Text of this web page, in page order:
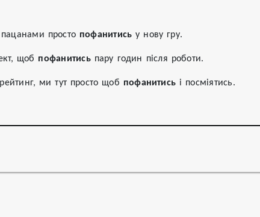
просто пофанитись у нову гру.
щоб пофанитисьпару годин після роботи.
ми тут просто щоб пофанитись і посміятись.